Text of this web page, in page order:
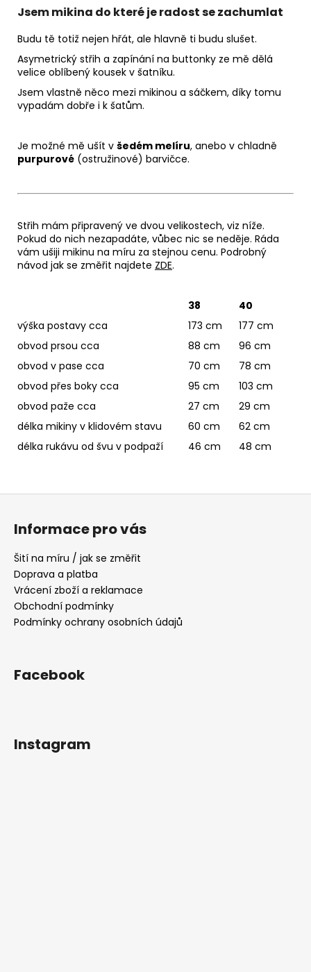
Jsem mikina do které je radost se zachumlat
Budu tě totiž nejen hřát, ale hlavně ti budu slušet.
Asymetrický střih a zapínání na buttonky ze mě dělá
velice oblíbený kousek v šatníku.
Jsem vlastně něco mezi mikinou a sáčkem, díky tomu
vypadám dobře i k šatům.
Je možné mě ušít v šedém melíru, anebo v chladně
purpurové (ostružinové) barvičce.
Střih mám připravený ve dvou velikostech, viz níže.
Pokud do nich nezapadáte, vůbec nic se neděje. Ráda
vám ušiji mikinu na míru za stejnou cenu. Podrobný
návod jak se změřit najdete ZDE.
38
40
výška postavy cca
173 cm
177 cm
obvod prsou cca
88 cm
96 cm
obvod v pase cca
70 cm
78 cm
obvod přes boky cca
95 cm
103 cm
obvod paže cca
27 cm
29 cm
délka mikiny v klidovém stavu
60 cm
62 cm
délka rukávu od švu v podpaží
46 cm 48 cm
Informace pro vás
Šití na míru / jak se změřit
Doprava a platba
Vrácení zboží a reklamace
Obchodní podmínky
Podmínky ochrany osobních údajů
Facebook
Instagram